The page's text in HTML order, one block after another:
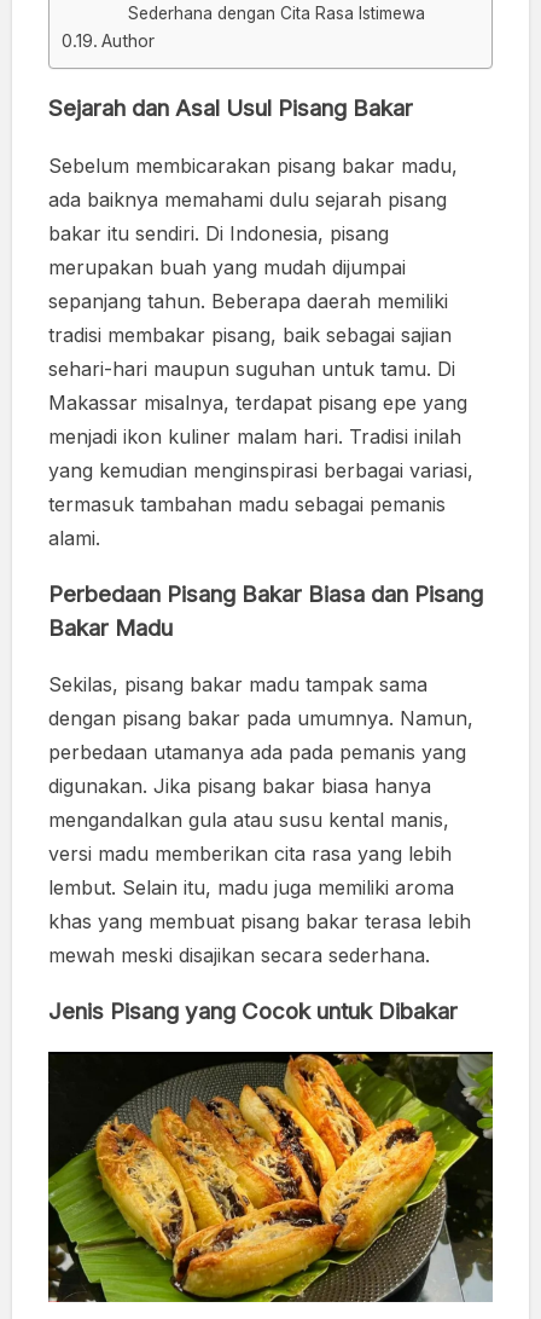
Sederhana dengan Cita Rasa Istimewa
Author
Sejarah dan Asal Usul Pisang Bakar
Sebelum membicarakan pisang bakar madu,
ada baiknya memahami dulu sejarah pisang
bakar itu sendiri. Di Indonesia, pisang
merupakan buah yang mudah dijumpai
sepanjang tahun. Beberapa daerah memiliki
tradisi membakar pisang, baik sebagai sajian
sehari-hari maupun suguhan untuk tamu. Di
Makassar misalnya, terdapat pisang epe yang
menjadi ikon kuliner malam hari. Tradisi inilah
yang kemudian menginspirasi berbagai variasi,
termasuk tambahan madu sebagai pemanis
alami.
Perbedaan Pisang Bakar Biasa dan Pisang
Bakar Madu
Sekilas, pisang bakar madu tampak sama
dengan pisang bakar pada umumnya. Namun,
perbedaan utamanya ada pada pemanis yang
digunakan. Jika pisang bakar biasa hanya
mengandalkan gula atau susu kental manis,
versi madu memberikan cita rasa yang lebih
lembut. Selain itu, madu juga memiliki aroma
khas yang membuat pisang bakar terasa lebih
mewah meski disajikan secara sederhana.
Jenis Pisang yang Cocok untuk Dibakar